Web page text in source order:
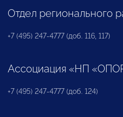
Отдел регионального
+7 (495) 247-4777 (доб. 116, 117)
Ассоциация «НП
+7 (495) 247-4777 (доб. 124)